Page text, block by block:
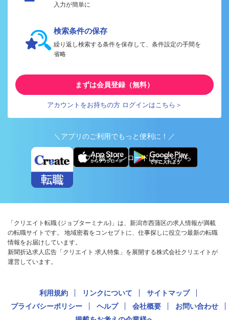
入力が簡単に
検索条件の保存
繰り返し検索する条件を保存して、条件設定の手間を
省略
まずは会員登録（無料）
アカウントをお持ちの方 ログインはこちら＞
＼アプリのご利用でもっと便利に！／
アプリ版ダウンロードはこちらから
「クリエイト転職 (ジョブターミナル)」は、新潟市西蒲区の求人情報が満載
の転職サイトです。 地域密着をコンセプトに、仕事探しに役立つ最新の転職
情報をお届けしています。
新聞折込求人広告「クリエイト 求人特集」を展開する株式会社クリエイトが
運営しています。
利用規約 リンクについて
サイトマップ
プライバシーポリシー
ヘルプ 会社概要
お問い合わせ